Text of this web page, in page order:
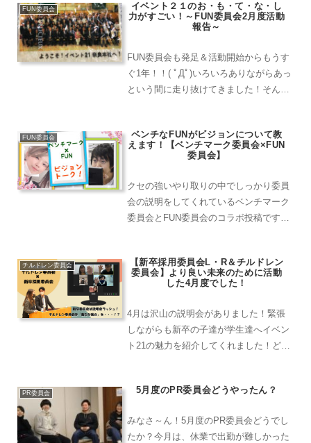
FUN委員会
イベント２１のお・も・て・な・し
力がすごい！～FUN委員会2月度活動
報告～
FUN委員会も発足＆活動開始からもうす
ぐ1年！！( ﾟДﾟ)いろいろありながらあっ
という間に走り抜けてきました！そんな
た。どんなルールが出来たのかご紹介さ
せていただき...
FUN委員会
ベンチなFUNがビジョンについて教
えます！【ベンチマーク委員会×FUN
委員会】
クセの強いやり取りの中でしっかり委員
会の説明をしてくれているベンチマーク
委員会とFUN委員会のコラボ投稿です！
ながら今期の2委員会の動向をチェック
してみてください！
チルドレン委員会
【新卒採用委員会L・R＆チルドレン
委員会】より良い未来のために活動
した4月度でした！
4月は沢山の説明会がありました！緊張
しながらも新卒の子達が学生達へイベン
ト21の魅力を紹介してくれました！どち
PR委員会 5月度のPR委員会どうやったん？
みなさ～ん！5月度のPR委員会どうでし
たか？今月は、休業で出勤が難しかった